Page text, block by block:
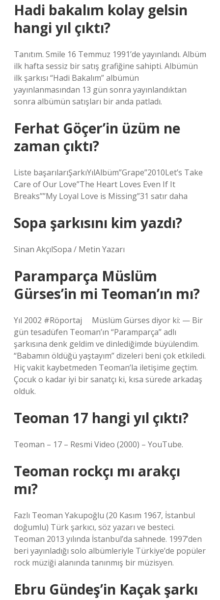
Hadi bakalım kolay gelsin
hangi yıl çıktı?
Tanıtım. Smile 16 Temmuz 1991’de yayınlandı. Albüm
ilk hafta sessiz bir satış grafiğine sahipti. Albümün
ilk şarkısı “Hadi Bakalım” albümün
yayınlanmasından 13 gün sonra yayınlandıktan
sonra albümün satışları bir anda patladı.
Ferhat Göçer’in üzüm ne
zaman çıktı?
Liste başarılarıŞarkıYılAlbüm”Grape”2010Let’s Take
Care of Our Love”The Heart Loves Even If It
Breaks””My Loyal Love is Missing”31 satır daha
Sopa şarkısını kim yazdı?
Sinan AkçılSopa / Metin Yazarı
Paramparça Müslüm
Gürses’in mi Teoman’ın mı?
Yıl 2002 #Röportaj ⠀ Müslüm Gürses diyor ki: — Bir
gün tesadüfen Teoman’ın “Paramparça” adlı
şarkısına denk geldim ve dinlediğimde büyülendim.
“Babamın öldüğü yaştayım” dizeleri beni çok etkiledi.
Hiç vakit kaybetmeden Teoman’la iletişime geçtim.
Çocuk o kadar iyi bir sanatçı ki, kısa sürede arkadaş
olduk.
Teoman 17 hangi yıl çıktı?
Teoman – 17 – Resmi Video (2000) – YouTube.
Teoman rockçı mı arakçı
mı?
Fazlı Teoman Yakupoğlu (20 Kasım 1967, İstanbul
doğumlu) Türk şarkıcı, söz yazarı ve besteci.
Teoman 2013 yılında İstanbul’da sahnede. 1997’den
beri yayınladığı solo albümleriyle Türkiye’de popüler
rock müziği alanında tanınmış bir müzisyen.
Ebru Gündeş’in Kaçak şarkı